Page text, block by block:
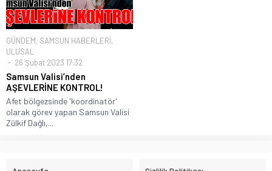
GÜNDEM, SAMSUN HABERLERİ,
ULUSAL
26 Şubat 2023 17:32
Samsun Valisi’nden
AŞEVLERİNE KONTROL!
Afet bölgezsinde 'koordinatör'
olarak görev yapan Samsun Valisi
Zülkif Dağlı,...